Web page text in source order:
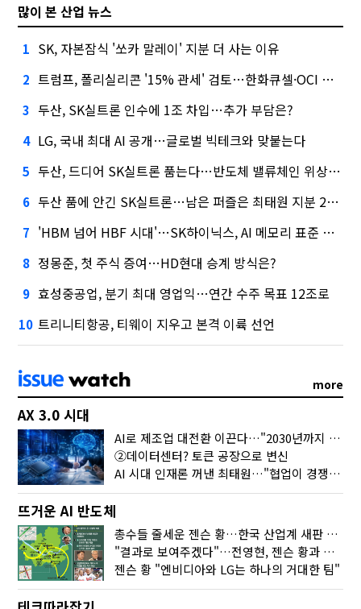
많이 본 산업 뉴스
1 SK, 자본잠식 '쏘카 말레이' 지분 더 사는 이유
2 트럼프, 폴리실리콘 '15% 관세' 검토…한화큐셀·OCI 영향은?
3 두산, SK실트론 인수에 1조 차입…추가 부담은?
4 LG, 국내 최대 AI 공개…글로벌 빅테크와 맞붙는다
5 두산, 드디어 SK실트론 품는다…반도체 밸류체인 위상 강화
6 두산 품에 안긴 SK실트론…남은 퍼즐은 최태원 지분 29.4%
7 'HBM 넘어 HBF 시대'…SK하이닉스, AI 메모리 표준 선점 나섰다
8 정몽준, 첫 주식 증여…HD현대 승계 방식은?
9 효성중공업, 분기 최대 영업익…연간 수주 목표 12조로
10 트리니티항공, 티웨이 지우고 본격 이륙 선언
more
AX 3.0 시대
AI로 제조업 대전환 이끈다…"2030년까지 민관합동 20조 투자"
②데이터센터? 토큰 공장으로 변신
AI 시대 인재론 꺼낸 최태원…"협업이 경쟁력"
뜨거운 AI 반도체
총수들 줄세운 젠슨 황…한국 산업계 새판 짰다
"결과로 보여주겠다"…전영현, 젠슨 황과 HBM5 논의
젠슨 황 "엔비디아와 LG는 하나의 거대한 팀"